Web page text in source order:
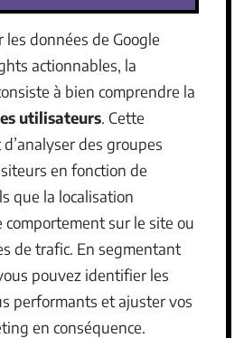
données de Google
actionnables, la
à bien comprendre la
utilisateurs. Cette
des groupes
en fonction de
que la localisation
sur le site ou
de trafic. En segmentant
pouvez identifier les
performants et ajuster vos
en conséquence.